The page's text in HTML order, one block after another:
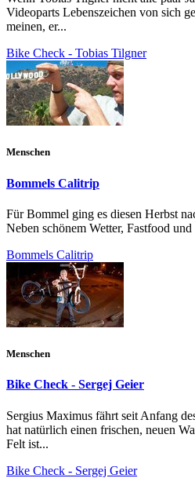
Videoparts Lebenszeichen von sich
meinen, er...
Bike Check - Tobias Tilgner
Menschen
Bommels Calitrip
Für Bommel ging es diesen Herbst
Neben schönem Wetter, Fastfood
Bommels Calitrip
Menschen
Bike Check - Sergej Geier
Sergius Maximus fährt seit Anfang
hat natürlich einen frischen, neuen
Felt ist...
Bike Check - Sergej Geier